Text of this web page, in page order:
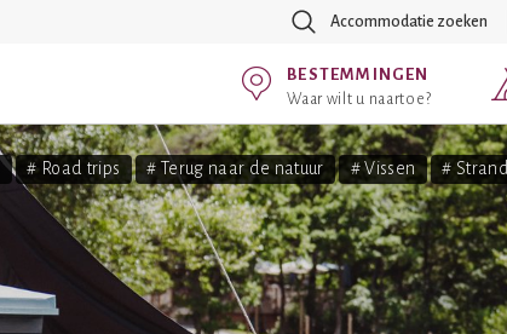
Accommodatie zoeken
BESTEMMINGEN
Waar wilt u naartoe?
# Road trips # Terug naar de natuur # Vissen # Strand